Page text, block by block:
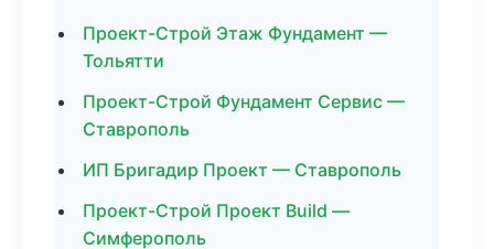
Проект-Строй Этаж Фундамент —
Тольятти
Проект-Строй Фундамент Сервис —
Ставрополь
ИП Бригадир Проект — Ставрополь
Проект-Строй Проект Build —
Симферополь